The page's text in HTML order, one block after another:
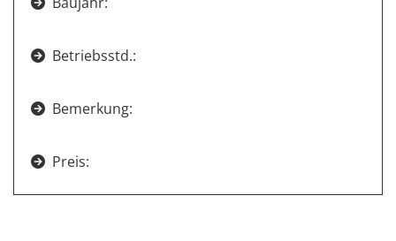
 Betriebsstd.:
 Bemerkung:
 Preis: